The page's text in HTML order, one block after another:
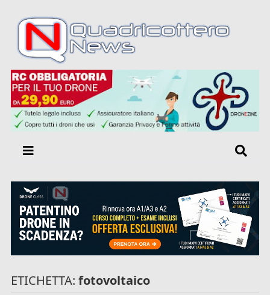
ETICHETTA:fotovoltaico